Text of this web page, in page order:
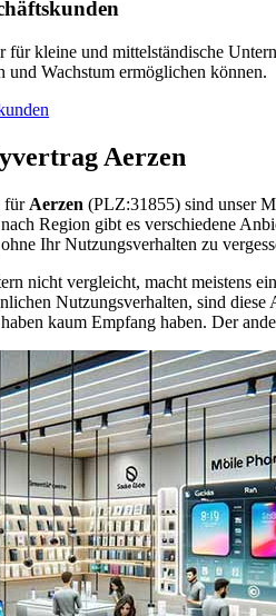
für kleine und mittelständische
und Wachstum ermöglichen können.
Aerzen
für Aerzen (PLZ:31855) sind unser
Region gibt es verschiedene
Ihr Nutzungsverhalten zu
nicht vergleicht, macht meistens
Nutzungsverhalten, sind
kaum Empfang haben. Der